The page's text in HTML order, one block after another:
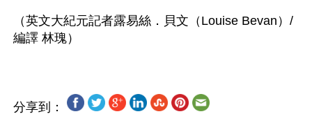
（英文大紀元記者露易絲．貝文（Louise Bevan）/
分享到：